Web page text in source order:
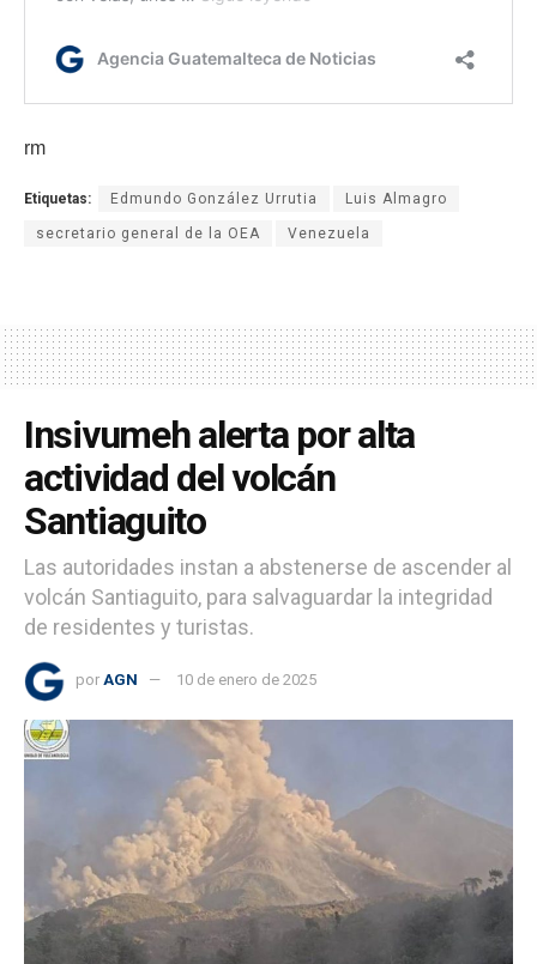
rm
Etiquetas: Edmundo González Urrutia Luis Almagro
secretario general de la OEA Venezuela
Insivumeh alerta por alta
actividad del volcán
Santiaguito
Las autoridades instan a abstenerse de ascender al
volcán Santiaguito, para salvaguardar la integridad
de residentes y turistas.
por AGN 10 de enero de 2025